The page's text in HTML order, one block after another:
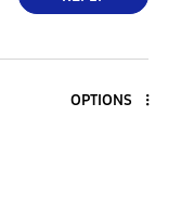
OPTIONS